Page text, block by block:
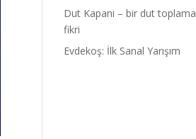
Dut Kapanı – bir dut toplama
fikri
Evdekoş: İlk Sanal Yarışım